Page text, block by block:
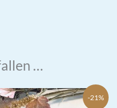
…
-21%